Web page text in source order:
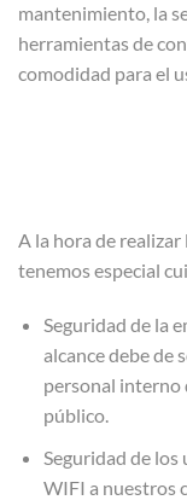
mantenimiento, la
herramientas de
comodidad para el
A la hora de
tenemos especial
Seguridad de la
alcance debe de
personal interno
público.
Seguridad de los
WIFI a nuestros